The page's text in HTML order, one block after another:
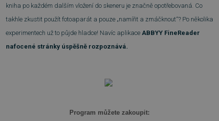
kniha po každém dalším vložení do skeneru je značně opotřebovaná. Co
takhle zkustit použít fotoaparát a pouze „namířit a zmáčknout“? Po několika
experimentech už to půjde hladce! Navíc aplikace ABBYY FineReader
nafocené stránky úspěšně rozpoznává.
Program můžete zakoupit: